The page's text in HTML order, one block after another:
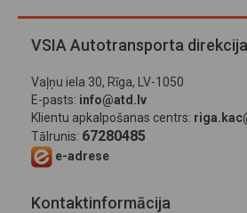
VSIA Autotransporta direkcija
Vaļņu iela 30, Rīga, LV-1050
E-pasts: info@atd.lv
Klientu apkalpošanas centrs:
Tālrunis: 67280485
e-adrese
Kontaktinformācija